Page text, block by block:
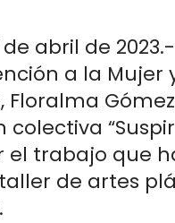
abril de
a la Mujer
el trabajo que
de artes